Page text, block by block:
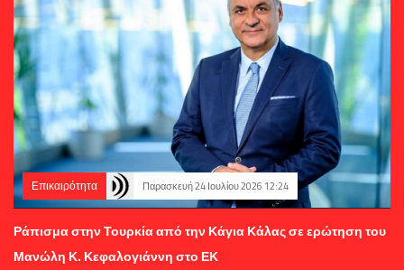
Επικαιρότητα Παρασκευή 24 Ιουλίου 2026 12:24
Ράπισμα στην Τουρκία από την Κάγια Κάλας σε ερώτηση του
Μανώλη Κ. Κεφαλογιάννη στο ΕΚ